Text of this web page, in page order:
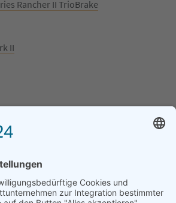
Rancher II TrioBrake
II